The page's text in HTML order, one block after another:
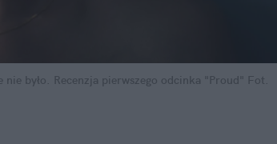
było. Recenzja pierwszego odcinka "Proud"
Fot.